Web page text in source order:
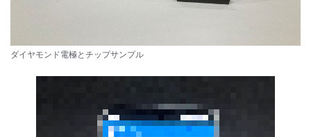
ダイヤモンド電極とチップサンプル